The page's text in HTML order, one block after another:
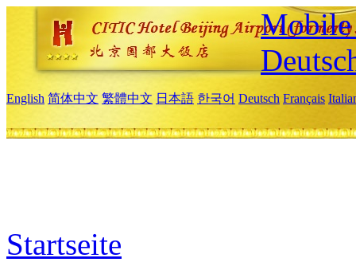
Mobile
English 简体中文 繁體中文 日本語 한국어 Deutsch Français
Startseite